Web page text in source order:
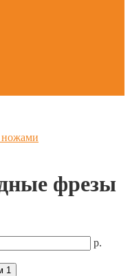
фрезы
р.
1